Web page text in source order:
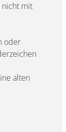
nicht mit
oder
alten